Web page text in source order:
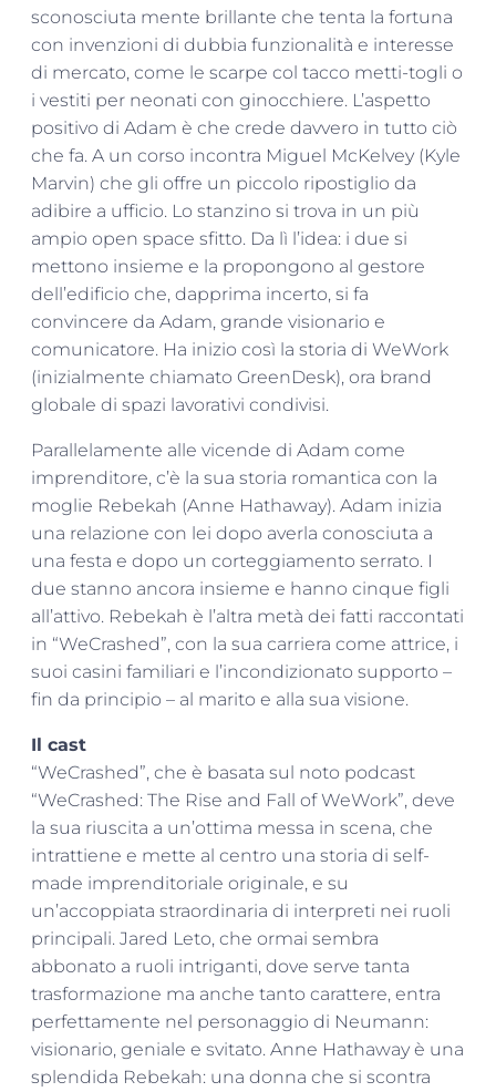
sconosciuta mente brillante che tenta la fortuna
con invenzioni di dubbia funzionalità e interesse
di mercato, come le scarpe col tacco metti-togli o
i vestiti per neonati con ginocchiere. L’aspetto
positivo di Adam è che crede davvero in tutto ciò
che fa. A un corso incontra Miguel McKelvey (Kyle
Marvin) che gli offre un piccolo ripostiglio da
adibire a ufficio. Lo stanzino si trova in un più
ampio open space sfitto. Da lì l’idea: i due si
mettono insieme e la propongono al gestore
dell’edificio che, dapprima incerto, si fa
convincere da Adam, grande visionario e
comunicatore. Ha inizio così la storia di WeWork
(inizialmente chiamato GreenDesk), ora brand
globale di spazi lavorativi condivisi.
Parallelamente alle vicende di Adam come
imprenditore, c’è la sua storia romantica con la
moglie Rebekah (Anne Hathaway). Adam inizia
una relazione con lei dopo averla conosciuta a
una festa e dopo un corteggiamento serrato. I
due stanno ancora insieme e hanno cinque figli
all’attivo. Rebekah è l’altra metà dei fatti raccontati
in “WeCrashed”, con la sua carriera come attrice, i
suoi casini familiari e l’incondizionato supporto –
fin da principio – al marito e alla sua visione.
Il cast
“WeCrashed”, che è basata sul noto podcast
“WeCrashed: The Rise and Fall of WeWork”, deve
la sua riuscita a un’ottima messa in scena, che
intrattiene e mette al centro una storia di self-
made imprenditoriale originale, e su
un’accoppiata straordinaria di interpreti nei ruoli
principali. Jared Leto, che ormai sembra
abbonato a ruoli intriganti, dove serve tanta
trasformazione ma anche tanto carattere, entra
perfettamente nel personaggio di Neumann:
visionario, geniale e svitato. Anne Hathaway è una
splendida Rebekah: una donna che si scontra